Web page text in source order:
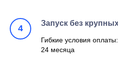
Запуск без
Гибкие условия
24 месяца